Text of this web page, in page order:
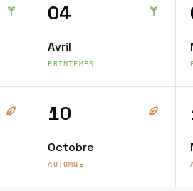
04
Avril
PRINTEMPS
10
Octobre
AUTOMNE